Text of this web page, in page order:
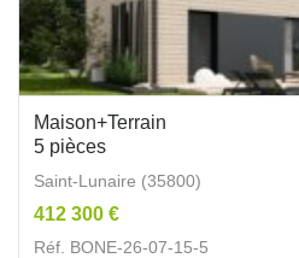
Maison+Terrain
5 pièces
Saint-Lunaire (35800)
412 300 €
Réf. BONE-26-07-15-5